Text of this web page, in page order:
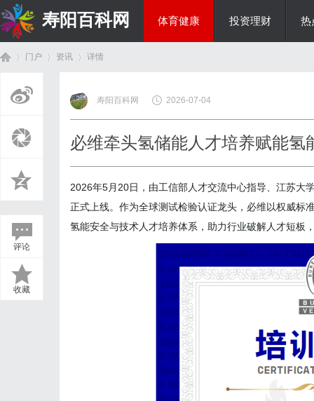
寿阳百科网 体育健康 投资理财 热
门户 资讯
›
详情
评论
收藏
寿阳百科网 2026-07-04
必维牵头氢储能人才培养赋能氢
2026年5月20日，由工信部人才交流中心指导、江苏大
正式上线。作为全球测试检验认证龙头，必维以权威标
氢能安全与技术人才培养体系，助力行业破解人才短板